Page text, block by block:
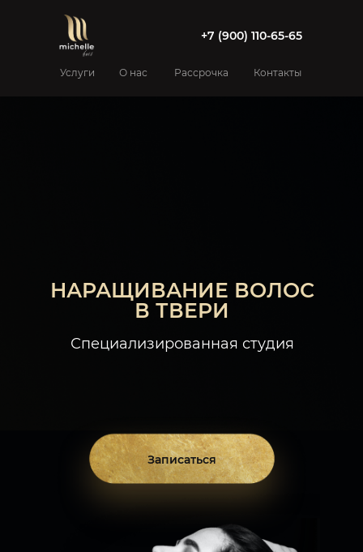
Рассрочка
Услуги О нас Контакты
+7 (900) 110-65-65
Записаться
Специализированная студия
НАРАЩИВАНИЕ ВОЛОС
В ТВЕРИ